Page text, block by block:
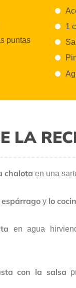
puntas
1
Sal
LA
chalota en una
y lo
en agua
con la salsa